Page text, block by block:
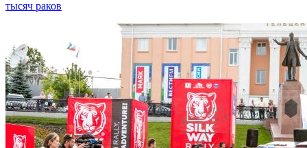
тысяч раков